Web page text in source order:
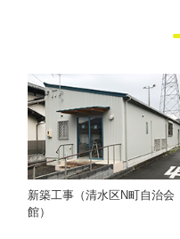
新築工事（清水区N町自治会
館）